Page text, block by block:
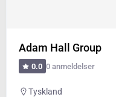
Adam Hall Group
0.0 0 anmeldelser
Tyskland